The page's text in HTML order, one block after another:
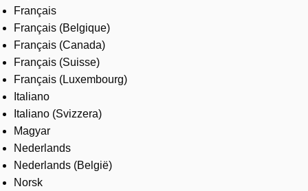
Français
Français (Belgique)
Français (Canada)
Français (Suisse)
Français (Luxembourg)
Italiano
Italiano (Svizzera)
Magyar
Nederlands
Nederlands (België)
Norsk